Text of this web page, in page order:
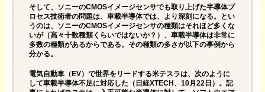
そして、ソニーのCMOSイメージセンサでも取り上げた半導体プ
ロセス技術者の問題は、車載半導体では、より深刻になる。とい
うのは、ソニーのCMOSイメージセンサの種類はそれほど多くな
いが（高々十数種類くらいではないか？）、車載半導体は非常に
多数の種類があるからである。その種類の多さが以下の事例から
分かる。
電気自動車（EV）で世界をリードする米テスラは、次のように
して車載半導体不足に対応した（ 日経XTECH 、10月22日）。記